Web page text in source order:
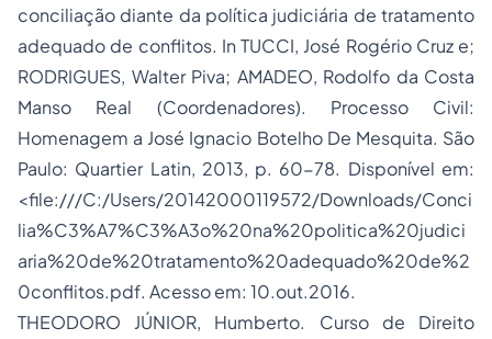
conciliação diante da política judiciária de tratamento
adequado de conflitos. In TUCCI, José Rogério Cruz e;
RODRIGUES, Walter Piva; AMADEO, Rodolfo da Costa
Manso Real (Coordenadores). Processo Civil:
Homenagem a José Ignacio Botelho De Mesquita. São
Paulo: Quartier Latin, 2013, p. 60-78. Disponível em:
<file:///C:/Users/20142000119572/Downloads/Conci
lia%C3%A7%C3%A3o%20na%20politica%20judici
aria%20de%20tratamento%20adequado%20de%2
0conflitos.pdf. Acesso em: 10.out.2016.
THEODORO JÚNIOR, Humberto. Curso de Direito